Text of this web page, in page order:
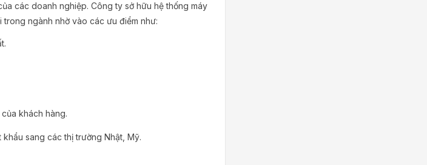
các doanh nghiệp. Công ty sở hữu hệ thống máy
ngành nhờ vào các ưu điểm như:
khách hàng.
sang các thị trường Nhật, Mỹ.